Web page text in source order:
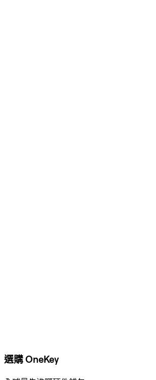
選購 OneKey